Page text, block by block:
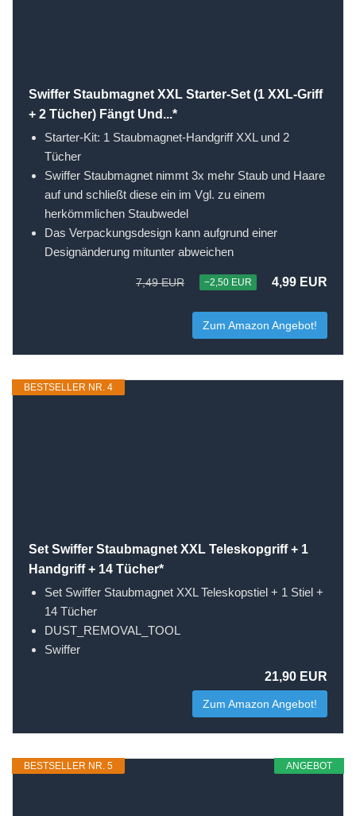
Swiffer Staubmagnet XXL Starter-Set (1 XXL-Griff
+ 2 Tücher) Fängt Und...*
Starter-Kit: 1 Staubmagnet-Handgriff XXL und 2
Tücher
Swiffer Staubmagnet nimmt 3x mehr Staub und Haare
auf und schließt diese ein im Vgl. zu einem
herkömmlichen Staubwedel
Das Verpackungsdesign kann aufgrund einer
Designänderung mitunter abweichen
7,49 EUR −2,50 EUR 4,99 EUR
Zum Amazon Angebot!
BESTSELLER NR. 4
Set Swiffer Staubmagnet XXL Teleskopgriff + 1
Handgriff + 14 Tücher*
Set Swiffer Staubmagnet XXL Teleskopstiel + 1 Stiel +
14 Tücher
DUST_REMOVAL_TOOL
Swiffer
21,90 EUR
Zum Amazon Angebot!
ANGEBOT
BESTSELLER NR. 5